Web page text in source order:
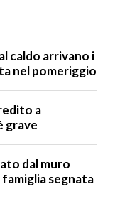
caldo arrivano i
nel pomeriggio
a
grave
dal muro
segnata